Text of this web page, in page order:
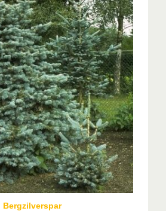
Bergzilverspar